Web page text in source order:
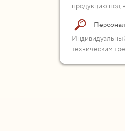
продукцию под
техническим